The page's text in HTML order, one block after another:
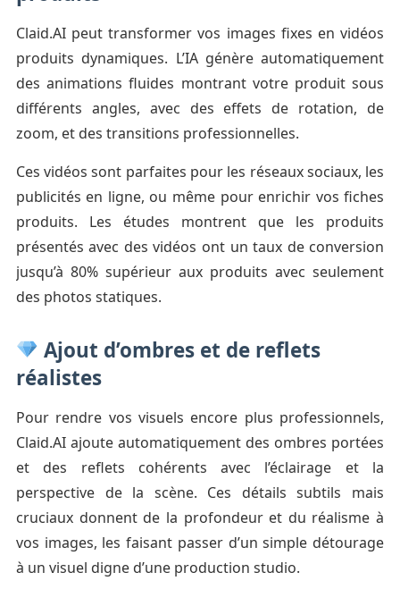
Claid.AI peut transformer vos images fixes en vidéos
produits dynamiques. L’IA génère automatiquement
des animations fluides montrant votre produit sous
différents angles, avec des effets de rotation, de
zoom, et des transitions professionnelles.
Ces vidéos sont parfaites pour les réseaux sociaux, les
publicités en ligne, ou même pour enrichir vos fiches
produits. Les études montrent que les produits
présentés avec des vidéos ont un taux de conversion
jusqu’à 80% supérieur aux produits avec seulement
des photos statiques.
Ajout d’ombres et de reflets
réalistes
Pour rendre vos visuels encore plus professionnels,
Claid.AI ajoute automatiquement des ombres portées
et des reflets cohérents avec l’éclairage et la
perspective de la scène. Ces détails subtils mais
cruciaux donnent de la profondeur et du réalisme à
vos images, les faisant passer d’un simple détourage
à un visuel digne d’une production studio.